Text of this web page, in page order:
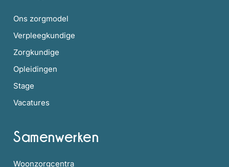
Ons zorgmodel
Verpleegkundige
Zorgkundige
Opleidingen
Stage
Vacatures
Samenwerken
Woonzorgcentra